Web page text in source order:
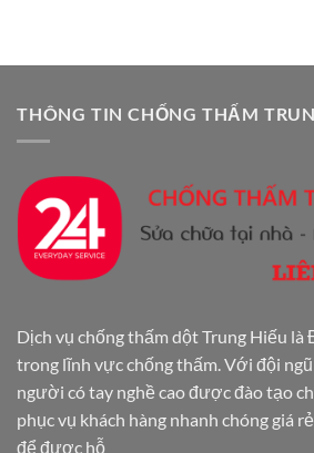
THÔNG TIN CHỐNG THẤM
Dịch vụ chống thấm dột Trung Hiếu
trong lĩnh vực chống thấm. Với đội
người có tay nghề cao được đào tạo
phục vụ khách hàng nhanh chóng giá
để được hỗ